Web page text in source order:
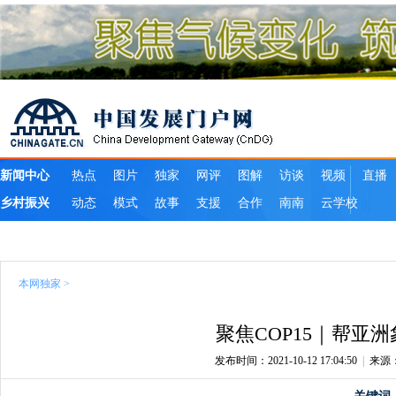
本网独家 >
聚焦COP15｜帮亚
发布时间：2021-10-12 17:04:50| 来源